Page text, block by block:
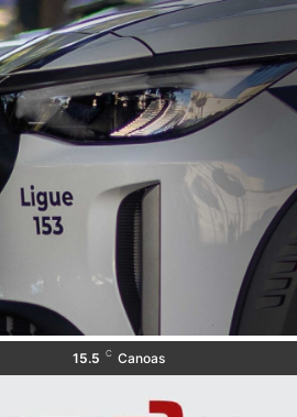
15.5 C Canoas